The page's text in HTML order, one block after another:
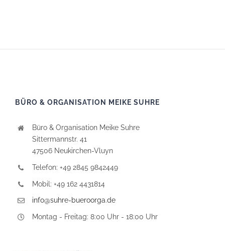
BÜRO & ORGANISATION MEIKE SUHRE
Büro & Organisation Meike Suhre
Sittermannstr. 41
47506 Neukirchen-Vluyn
Telefon: +49 2845 9842449
Mobil: +49 162 4431814
info@suhre-bueroorga.de
Montag - Freitag: 8:00 Uhr - 18:00 Uhr